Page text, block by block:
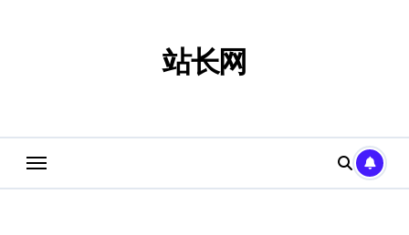
站长网